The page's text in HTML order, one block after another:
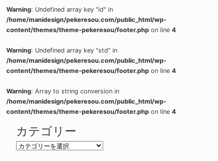
Warning: Undefined array key "id" in
/home/manidesign/pekeresou.com/public_html/wp-
content/themes/theme-pekeresou/footer.php on line4
Warning: Undefined array key "std" in
/home/manidesign/pekeresou.com/public_html/wp-
content/themes/theme-pekeresou/footer.php on line4
Warning: Array to string conversion in
/home/manidesign/pekeresou.com/public_html/wp-
content/themes/theme-pekeresou/footer.php on line4
カテゴリー
カ